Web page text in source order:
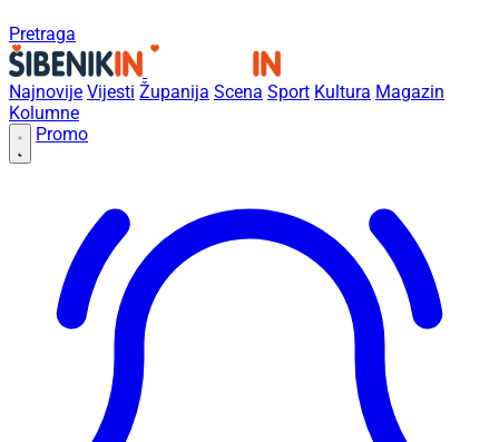
Pretraga
Najnovije Vijesti Županija Scena Sport Kultura Magazin
Kolumne
Promo